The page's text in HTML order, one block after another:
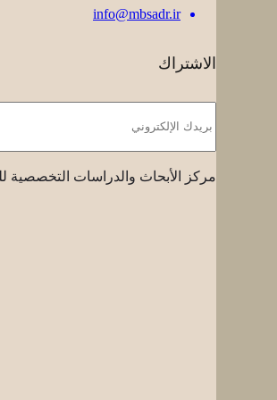
info@mbsadr.ir
الاشتراك
مركز الأبحاث والدراسات التخصصية